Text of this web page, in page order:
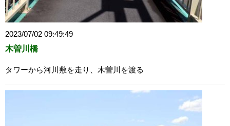
2023/07/02 09:49:49
木曽川橋
タワーから河川敷を走り、木曽川を渡る